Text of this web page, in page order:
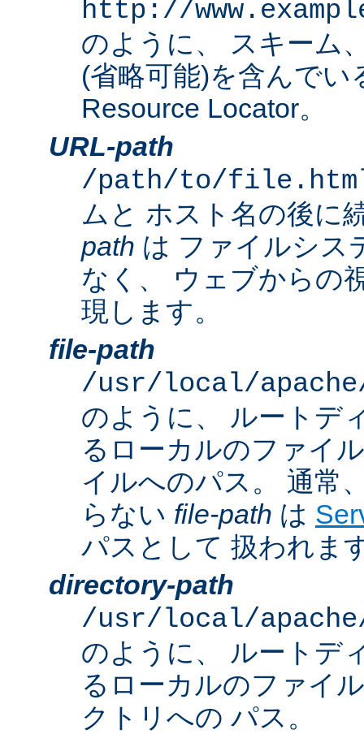
http://
のように、 スキーム
(省略可能)を含んでい
Resource Locator。
URL-path
/path/to/
ムと ホスト名の後に
path は ファイルシス
なく、 ウェブからの
現します。
file-path
/usr/local/
のように、 ルートデ
るローカルのファイ
イルへのパス。 通常
らない file-path は
パスとして 扱われま
directory-path
/usr/local/
のように、 ルートデ
るローカルのファイ
クトリへの パス。